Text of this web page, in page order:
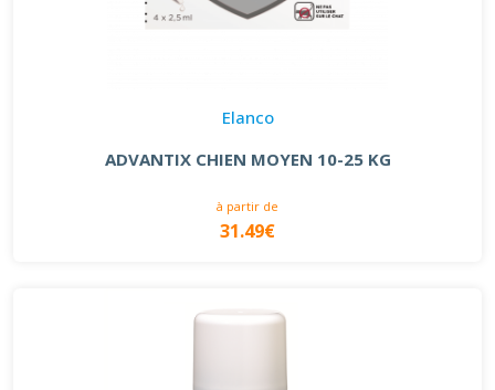
Elanco
ADVANTIX CHIEN MOYEN 10-25 KG
à partir de
31.49€